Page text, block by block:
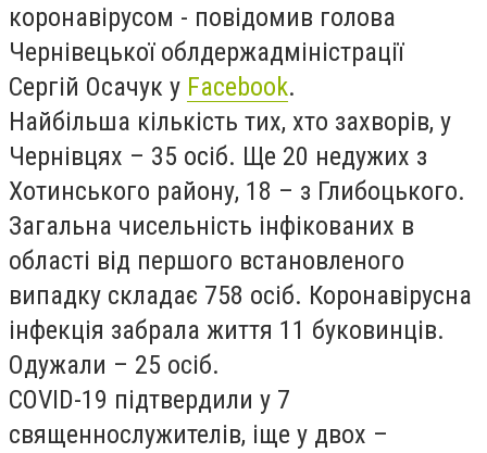
коронавірусом - повідомив голова
Чернівецької облдержадміністрації
Сергій Осачук у Facebook.
Найбільша кількість тих, хто захворів, у
Чернівцях – 35 осіб. Ще 20 недужих з
Хотинського району, 18 – з Глибоцького.
Загальна чисельність інфікованих в
області від першого встановленого
випадку складає 758 осіб. Коронавірусна
інфекція забрала життя 11 буковинців.
Одужали – 25 осіб.
COVID-19 підтвердили у 7
священнослужителів, іще у двох –